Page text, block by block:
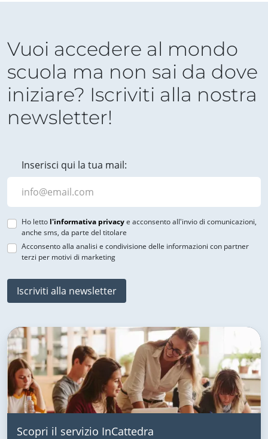
Vuoi accedere al mondo
scuola ma non sai da dove
iniziare? Iscriviti alla nostra
newsletter!
Inserisci qui la tua mail:
Ho letto l'informativa privacye acconsento all'invio di comunicazioni,
anche sms, da parte del titolare
Acconsento alla analisi e condivisione delle informazioni con partner
terzi per motivi di marketing
Iscriviti alla newsletter
Scopri il servizio InCattedra